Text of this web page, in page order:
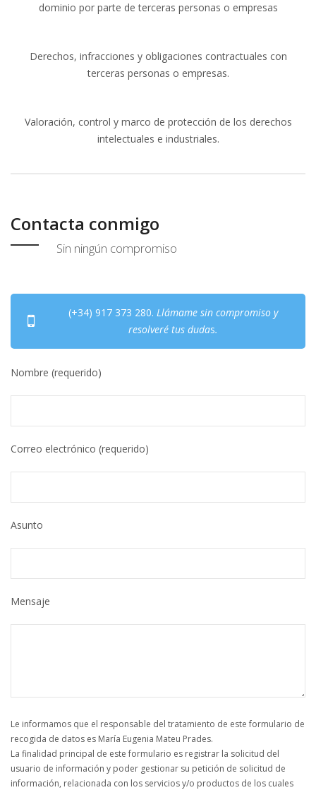
dominio por parte de terceras personas o empresas
Derechos, infracciones y obligaciones contractuales con
terceras personas o empresas.
Valoración, control y marco de protección de los derechos
intelectuales e industriales.
Contacta conmigo
Sin ningún compromiso
(+34) 917 373 280. Llámame sin compromiso y
resolveré tus dudas.
Nombre (requerido)
Correo electrónico (requerido)
Asunto
Mensaje
Le informamos que el responsable del tratamiento de este formulario de
recogida de datos es María Eugenia Mateu Prades.
La finalidad principal de este formulario es registrar la solicitud del
usuario de información y poder gestionar su petición de solicitud de
información, relacionada con los servicios y/o productos de los cuales